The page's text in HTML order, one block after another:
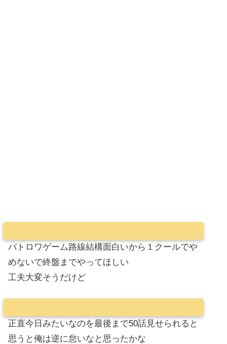
バトロワゲーム路線結構面白いから１クールでや
めないで終盤までやってほしい
工夫大変そうだけど
正直今日みたいなのを最後まで50話見せられると
思うと俺は逆に怠いなと思ったかな